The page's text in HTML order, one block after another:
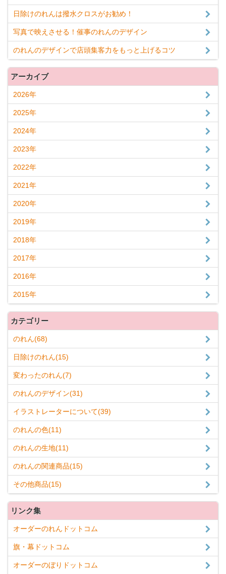
日除けのれんは撥水クロスがお勧め！
写真で映えさせる！催事のれんのデザイン
のれんのデザインで店頭集客力をもっと上げるコツ
アーカイブ
2026年
2025年
2024年
2023年
2022年
2021年
2020年
2019年
2018年
2017年
2016年
2015年
カテゴリー
のれん(68)
日除けのれん(15)
変わったのれん(7)
のれんのデザイン(31)
イラストレーターについて(39)
のれんの色(11)
のれんの生地(11)
のれんの関連商品(15)
その他商品(15)
リンク集
オーダーのれんドットコム
旗・幕ドットコム
オーダーのぼりドットコム